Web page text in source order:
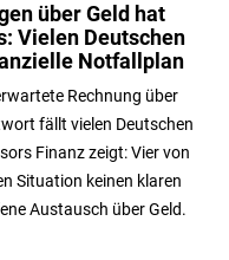
über Geld hat
Vielen Deutschen
Notfallplan
Rechnung über
fällt vielen Deutschen
Finanz zeigt: Vier von
Situation keinen klaren
Austausch über Geld.